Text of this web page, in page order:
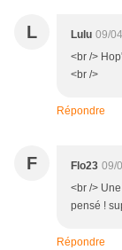
L Lulu 09/
<br />
<br />
Répondre
F Flo23 09/
<br />
pensé !
Répondre